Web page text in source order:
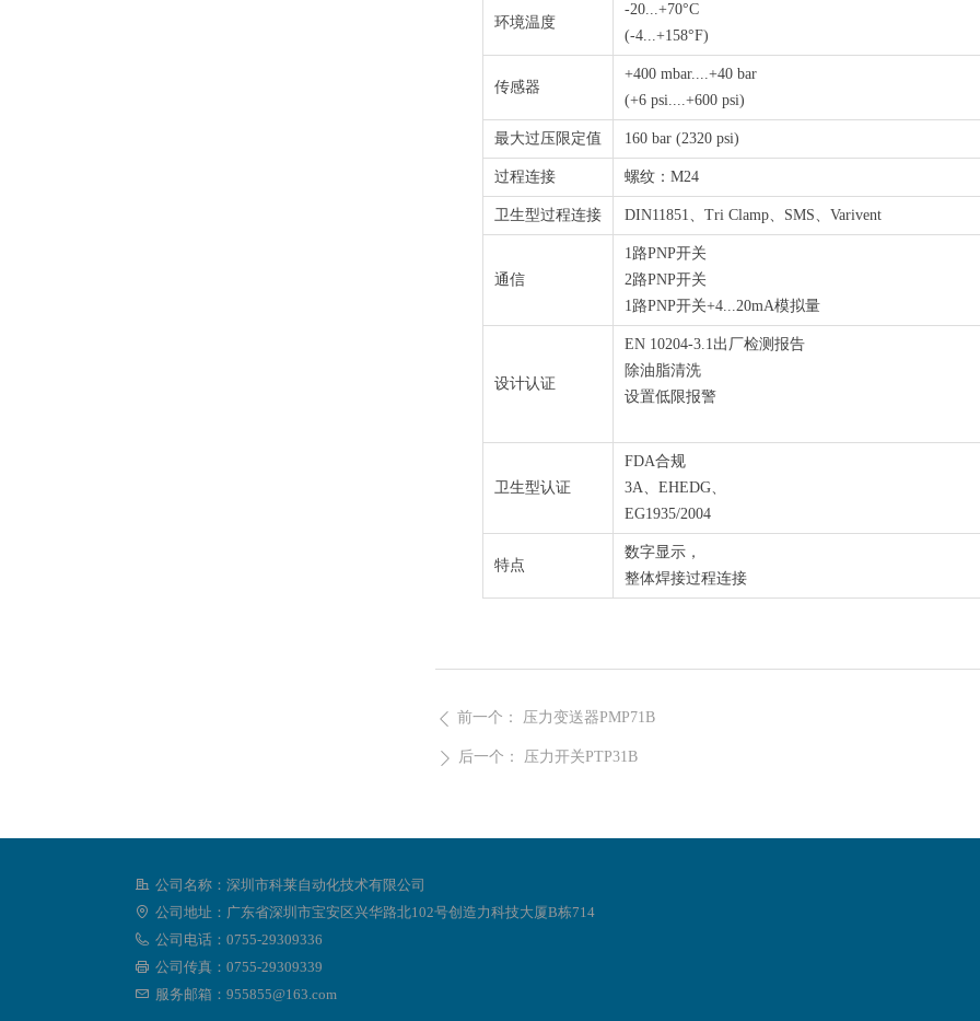
环境温度
-20...+70°C
(-4...+158°F)
传感器
+400 mbar....+40 bar
(+6 psi....+600 psi)
最大过压限定值 160 bar (2320 psi)
过程连接 螺纹：M24
卫生型过程连接 DIN11851、Tri Clamp、SMS、Varivent
通信
1路PNP开关
2路PNP开关
1路PNP开关+4...20mA模拟量
设计认证
EN 10204-3.1出厂检测报告
除油脂清洗
设置低限报警
卫生型认证
FDA合规
3A、EHEDG、
EG1935/2004
特点
数字显示，
整体焊接过程连接
ꄴ 前一个： 压力变送器PMP71B
ꄲ 后一个： 压力开关PTP31B
公司名称： 深圳市科莱自动化技术有限公司
公司地址： 广东省深圳市宝安区兴华路北102号创造力科技大厦B栋714
公司电话： 0755-29309336
公司传真： 0755-29309339
服务邮箱： 955855@163.com